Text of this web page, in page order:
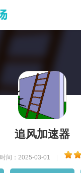
追风加速器
时间：2025-03-01